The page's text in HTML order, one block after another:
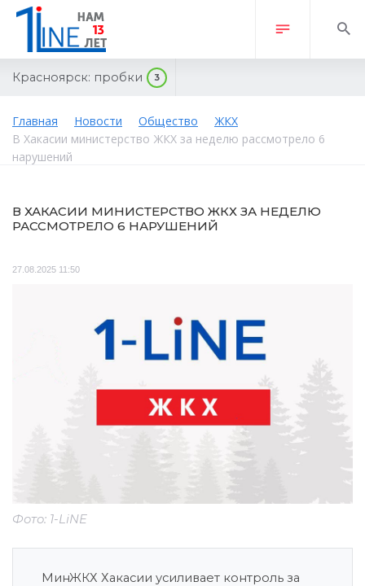
Красноярск: пробки 3
Главная Новости Общество
ЖКХ
В Хакасии министерство ЖКХ за неделю рассмотрело 6
нарушений
В ХАКАСИИ МИНИСТЕРСТВО ЖКХ ЗА НЕДЕЛЮ
РАССМОТРЕЛО 6 НАРУШЕНИЙ
27.08.2025 11:50
Фото: 1-LiNE
МинЖКХ Хакасии усиливает контроль за